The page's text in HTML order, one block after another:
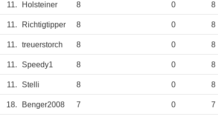
11. Holsteiner 8 0 8
11. Richtigtipper 8 0 8
11. treuerstorch 8 0 8
11. Speedy1 8 0 8
11. Stelli 8 0 8
18. Benger2008 7 0 7